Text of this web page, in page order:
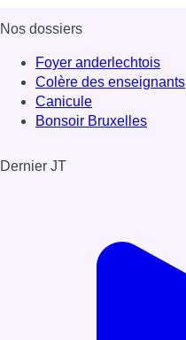
Nos dossiers
Foyer anderlechtois
Colère des enseignants
Canicule
Bonsoir Bruxelles
Dernier JT